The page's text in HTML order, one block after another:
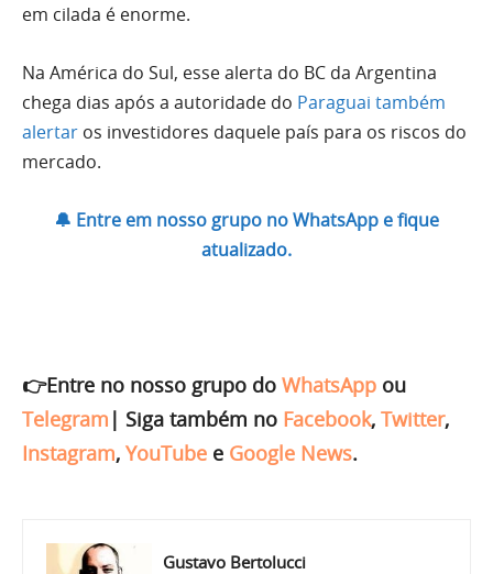
em cilada é enorme.
Na América do Sul, esse alerta do BC da Argentina
chega dias após a autoridade do Paraguai também
alertar os investidores daquele país para os riscos do
mercado.
🔔 Entre em nosso grupo no WhatsApp e fique
atualizado.
👉Entre no nosso grupo do WhatsApp ou
Telegram | Siga também no Facebook, Twitter,
Instagram, YouTube e Google News.
Gustavo Bertolucci